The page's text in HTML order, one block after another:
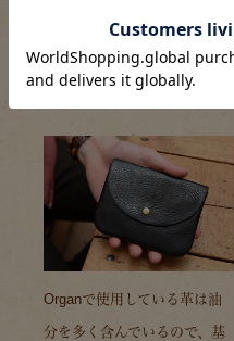
ストラップもしっかり拭きま
す。
Organで使用している革は油
分を多く含んでいるので、基